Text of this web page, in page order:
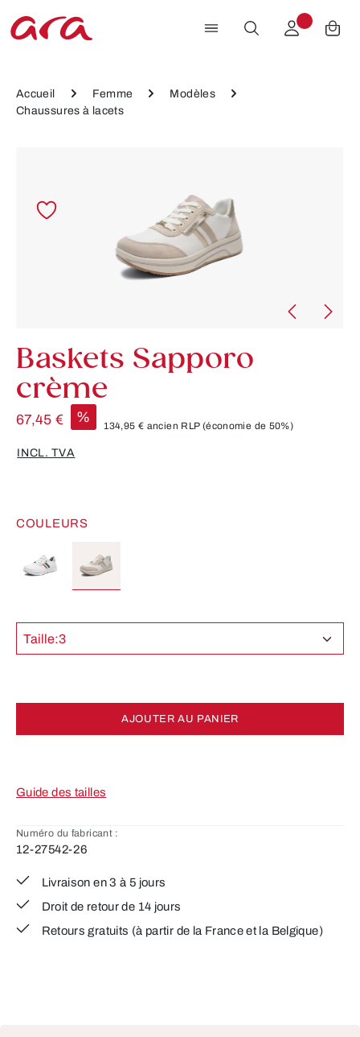
Passer au contenu principal
Accueil Femme
Modèles
Chaussures à lacets
Baskets Sapporo
crème
67,45 € %
134,95 € ancien RLP (économie de 50%)
INCL. TVA
COULEURS
Taille:3
AJOUTER AU PANIER
Guide des tailles
Numéro du fabricant :
12-27542-26
Livraison en 3 à 5 jours
Droit de retour de 14 jours
Retours gratuits (à partir de la France et la Belgique)